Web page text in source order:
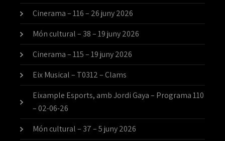
Cinerama – 116 – 26 juny 2026
Món cultural – 38 – 19 juny 2026
Cinerama – 115 – 19 juny 2026
Eix Musical – T0312 – Clams
Eixample Esports, amb Jordi Gaya – Programa 110
– 02-06-26
Món cultural – 37 – 5 juny 2026